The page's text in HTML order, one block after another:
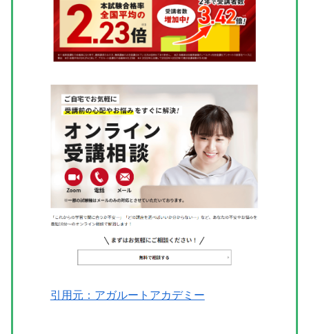
引用元：アガルートアカデミー